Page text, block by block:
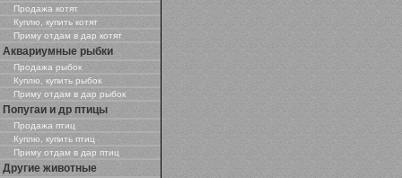
Продажа котят
Куплю, купить котят
Приму отдам в дар котят
Аквариумные рыбки
Продажа рыбок
Куплю, купить рыбок
Приму отдам в дар рыбок
Попугаи и др птицы
Продажа птиц
Куплю, купить птиц
Приму отдам в дар птиц
Другие животные